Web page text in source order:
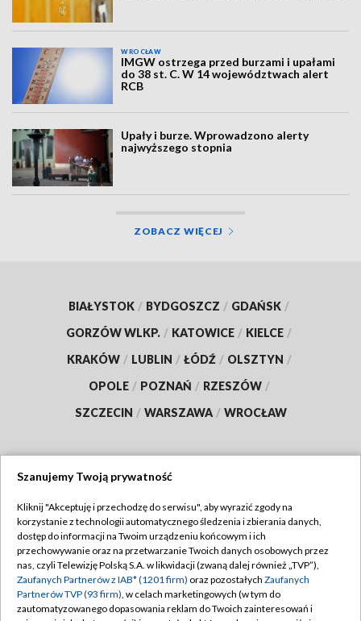
WROCŁAW
IMGW ostrzega przed burzami i upałami
do 38 st. C. W 14 województwach alert
RCB
Upały i burze. Wprowadzono alerty
najwyższego stopnia
ZOBACZ WIĘCEJ
BIAŁYSTOK / BYDGOSZCZ / GDAŃSK /
GORZÓW WLKP. / KATOWICE / KIELCE /
KRAKÓW / LUBLIN / ŁÓDŹ / OLSZTYN /
OPOLE / POZNAŃ / RZESZÓW /
SZCZECIN / WARSZAWA / WROCŁAW
TVP
Abonament TVP
Emisja w TVP
Centrum informacji TVP
Regulamin TVP
Polityka prywatności
Moje zgody
Szanujemy Twoją prywatność
Kliknij "Akceptuję i przechodzę do serwisu", aby wyrazić zgody na
korzystanie z technologii automatycznego śledzenia i zbierania danych,
dostęp do informacji na Twoim urządzeniu końcowym i ich
przechowywanie oraz na przetwarzanie Twoich danych osobowych przez
nas, czyli Telewizję Polską S.A. w likwidacji (zwaną dalej również „TVP”),
Zaufanych Partnerów z IAB* (1201 firm) oraz pozostałych Zaufanych
Partnerów TVP (93 firm), w celach marketingowych (w tym do
zautomatyzowanego dopasowania reklam do Twoich zainteresowań i